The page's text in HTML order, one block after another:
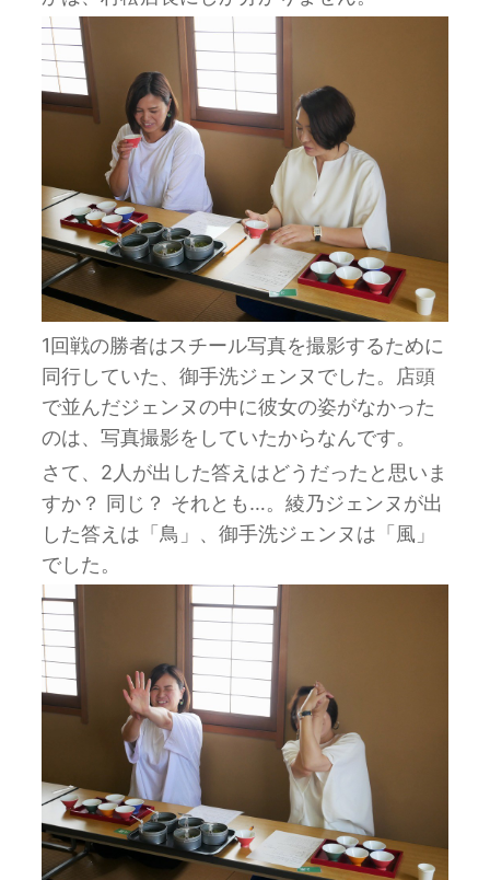
1回戦の勝者はスチール写真を撮影するために
同行していた、御手洗ジェンヌでした。店頭
で並んだジェンヌの中に彼女の姿がなかった
のは、写真撮影をしていたからなんです。
さて、2人が出した答えはどうだったと思いま
すか？ 同じ？ それとも…。綾乃ジェンヌが出
した答えは「鳥」、御手洗ジェンヌは「風」
でした。